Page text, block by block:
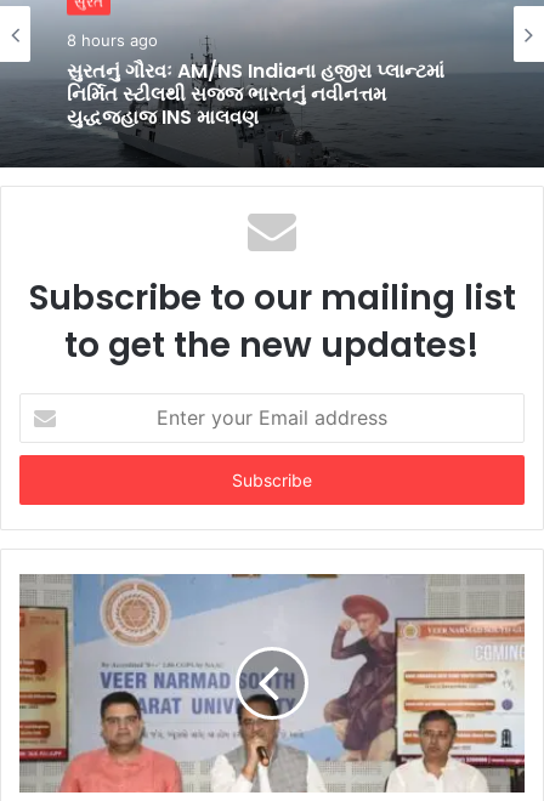
સુરત
8 hours ago
સુરતનું ગૌરવઃ AM/NS Indiaના હજીરા પ્લાન્ટમાં
યુદ્ધજહાજ INS માલવણ
બિઝનેસ
1 day ago
નિસાન ટેક્ટોને બતાવી અનોખી ક્ષમતા, ઇન્ડિયા બુક
ઑફ રેકોર્ડ્સમાં બનાવી જગ્યા
Subscribe to our mailing list
to get the new updates!
your
Email